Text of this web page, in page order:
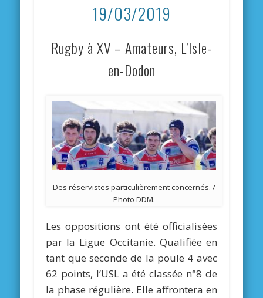
19/03/2019
Rugby à XV – Amateurs, L’Isle-
en-Dodon
Des réservistes particulièrement concernés. /
Photo DDM.
Les oppositions ont été officialisées
par la Ligue Occitanie. Qualifiée en
tant que seconde de la poule 4 avec
62 points, l’USL a été classée n°8 de
la phase régulière. Elle affrontera en